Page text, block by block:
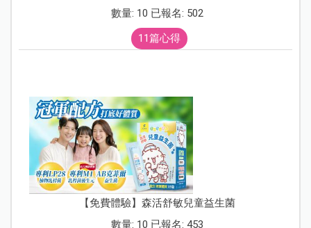
數量: 10 已報名: 502
11篇心得
【免費體驗】森活舒敏兒童益生菌
數量: 10 已報名: 453